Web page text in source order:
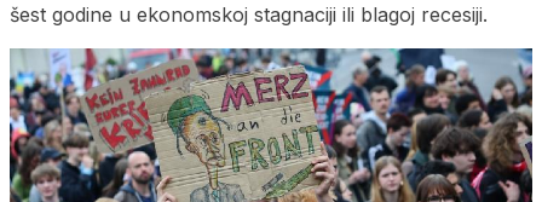
šest godine u ekonomskoj stagnaciji ili blagoj recesiji.